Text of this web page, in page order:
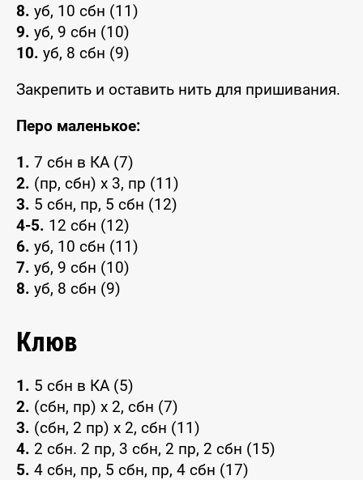
8. уб, 10 сбн (11)
9. уб, 9 сбн (10)
10. уб, 8 сбн (9)
Закрепить и оставить нить для пришивания.
Перо маленькое:
1. 7 сбн в КА (7)
2. (пр, сбн) x 3, пр (11)
3. 5 сбн, пр, 5 сбн (12)
4-5. 12 сбн (12)
6. уб, 10 сбн (11)
7. уб, 9 сбн (10)
8. уб, 8 сбн (9)
Клюв
1. 5 сбн в КА (5)
2. (сбн, пр) x 2, сбн (7)
3. (сбн, 2 пр) x 2, сбн (11)
4. 2 сбн. 2 пр, 3 сбн, 2 пр, 2 сбн (15)
5. 4 сбн, пр, 5 сбн, пр, 4 сбн (17)